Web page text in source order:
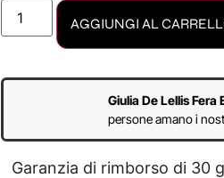
AGGIUNGI AL
Giulia De Lellis Fera
persone amano i
Garanzia di rimborso di 30